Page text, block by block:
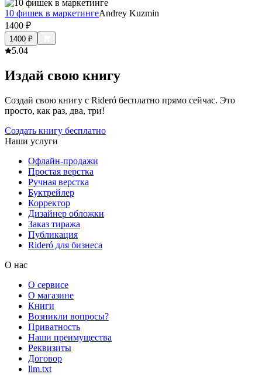
10 фишек в маркетингеAndrey Kuzmin
1400 ₽
1400 ₽
5.04
Издай свою книгу
Создай свою книгу с Rideró бесплатно прямо сейчас. Это
просто, как раз, два, три!
Создать книгу бесплатно
Наши услуги
Офлайн-продажи
Простая верстка
Ручная верстка
Буктрейлер
Корректор
Дизайнер обложки
Заказ тиража
Публикация
Rideró для бизнеса
О нас
О сервисе
О магазине
Книги
Возникли вопросы?
Приватность
Наши преимущества
Реквизиты
Договор
llm.txt